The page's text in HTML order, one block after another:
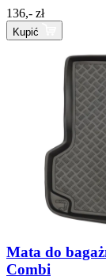
136,- zł
Kupić
Mata do
Combi